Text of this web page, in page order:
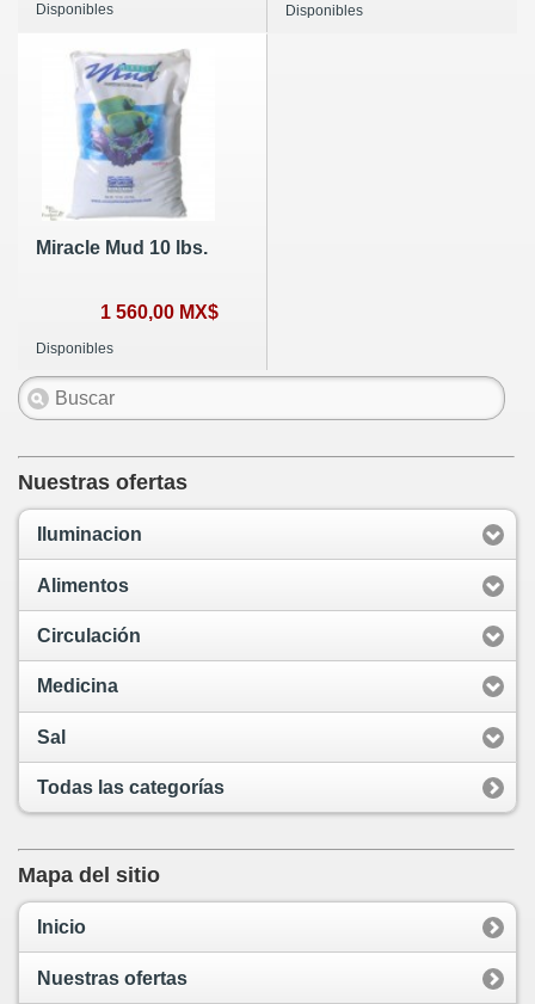
Disponibles Disponibles
Miracle Mud 10 lbs.
1 560,00 MX$
Disponibles
Nuestras ofertas
Iluminacion
Alimentos
Circulación
Medicina
Sal
Todas las categorías
Mapa del sitio
Inicio
Nuestras ofertas